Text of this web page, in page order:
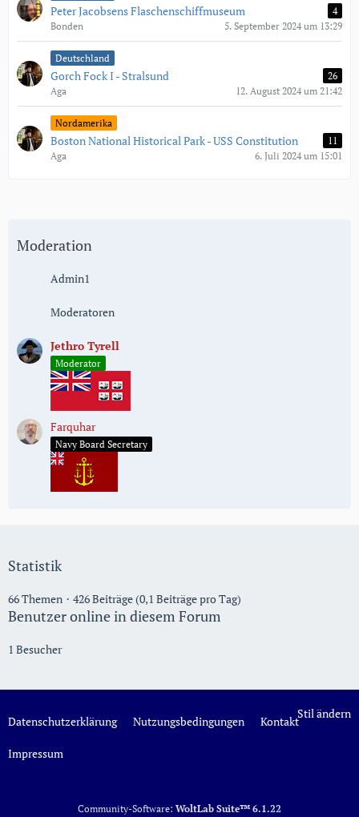
Peter Jacobsens Flaschenschiffmuseum
4
Bonden
5. September 2024 um 13:29
Deutschland
Gorch Fock I - Stralsund
26
Aga
12. August 2024 um 21:42
Nordamerika
Boston National Historical Park - USS Constitution
11
Aga
6. Juli 2024 um 15:01
Moderation
Admin1
Moderatoren
Jethro Tyrell
Moderator
Farquhar
Navy Board Secretary
Statistik
66 Themen 426 Beiträge (0,1 Beiträge pro Tag)
Benutzer online in diesem Forum
1 Besucher
Stil ändern
Datenschutzerklärung Nutzungsbedingungen Kontakt
Impressum
Community-Software: WoltLab Suite™ 6.1.22